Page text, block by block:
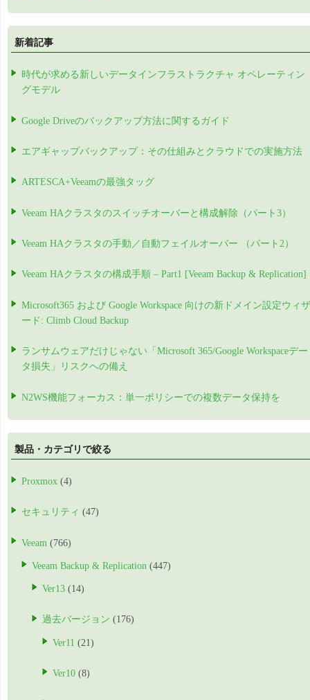
新着記事
時代が求める新しいデータインフラストラクチャ オペレーティン
グモデル
Google Driveのバックアップ方法に関するガイド
エアギャップバックアップ：その仕組みとクラウドでの実施方法
ARTESCA+Veeamの最強タッグ
Veeam HAクラスタのスイッチオーバーと構成解除（パート3）
Veeam HAクラスタの手動／自動フェイルオーバー （パート2）
Veeam HAクラスタの構成手順 – Part1 [Veeam Backup & Replication]
Microsoft365 および Google Workspace 向けの新ドメイン設定ウィザ
ード: Climb Cloud Backup
ランサムウェアだけじゃない「Microsoft 365/Google Workspaceデー
タ損失」リスクへの備え
N2WS機能フォーカス：単一ポリシーでの複数データ保持を
製品・カテゴリで絞る
Proxmox (4)
セキュリティ (47)
Veeam (766)
Veeam Backup & Replication (447)
Ver13 (14)
過去バージョン (176)
Ver11 (21)
Ver10 (8)